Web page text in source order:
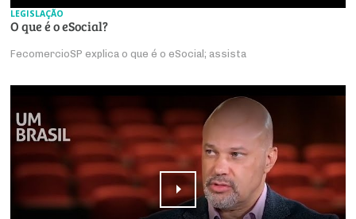
LEGISLAÇÃO
O que é o eSocial?
FecomercioSP explica o que é o eSocial; assista